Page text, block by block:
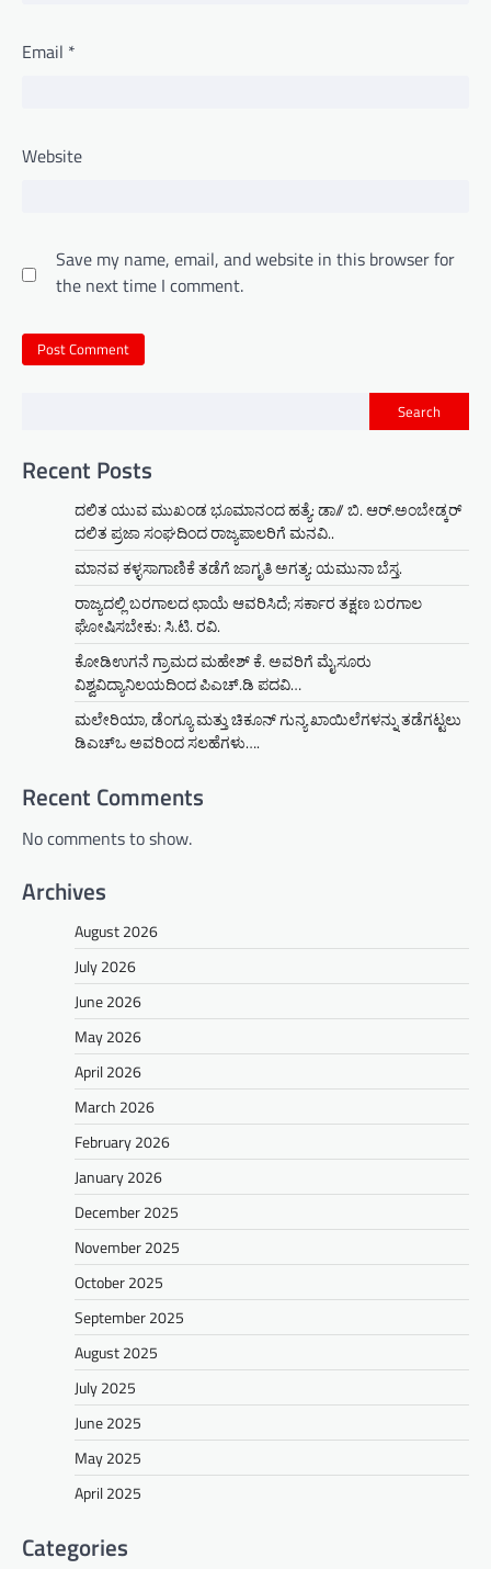
Email *
Website
Save my name, email, and website in this browser for
the next time I comment.
Search
Recent Posts
ದಲಿತ ಯುವ ಮುಖಂಡ ಭೂಮಾನಂದ ಹತ್ಯೆ: ಡಾ// ಬಿ. ಆರ್.ಅಂಬೇಡ್ಕರ್
ದಲಿತ ಪ್ರಜಾ ಸಂಘದಿಂದ ರಾಜ್ಯಪಾಲರಿಗೆ ಮನವಿ..
ಮಾನವ ಕಳ್ಳಸಾಗಾಣಿಕೆ ತಡೆಗೆ ಜಾಗೃತಿ ಅಗತ್ಯ: ಯಮುನಾ ಬೆಸ್ತ.
ರಾಜ್ಯದಲ್ಲಿ ಬರಗಾಲದ ಛಾಯೆ ಆವರಿಸಿದೆ; ಸರ್ಕಾರ ತಕ್ಷಣ ಬರಗಾಲ
ಘೋಷಿಸಬೇಕು: ಸಿ.ಟಿ. ರವಿ.
ಕೋಡಿಉಗನೆ ಗ್ರಾಮದ ಮಹೇಶ್ ಕೆ. ಅವರಿಗೆ ಮೈಸೂರು
ವಿಶ್ವವಿದ್ಯಾನಿಲಯದಿಂದ ಪಿಎಚ್.ಡಿ ಪದವಿ…
ಮಲೇರಿಯಾ, ಡೆಂಗ್ಯೂ ಮತ್ತು ಚಿಕೂನ್ ಗುನ್ಯ ಖಾಯಿಲೆಗಳನ್ನು ತಡೆಗಟ್ಟಲು
ಡಿಎಚ್‌ಒ ಅವರಿಂದ ಸಲಹೆಗಳು….
Recent Comments
No comments to show.
Archives
August 2026
July 2026
June 2026
May 2026
April 2026
March 2026
February 2026
January 2026
December 2025
November 2025
October 2025
September 2025
August 2025
July 2025
June 2025
May 2025
April 2025
Categories